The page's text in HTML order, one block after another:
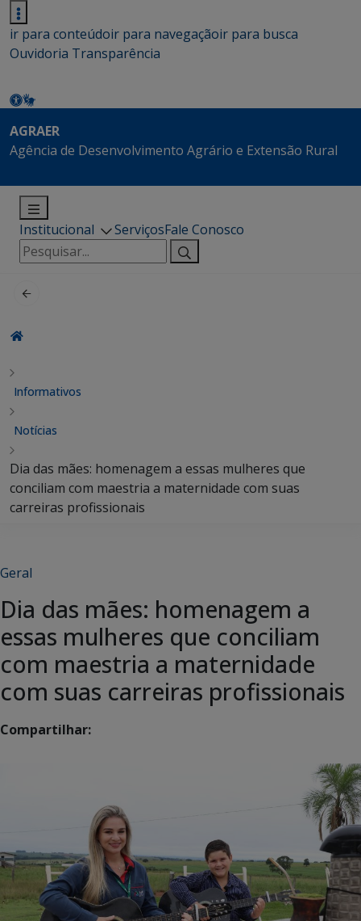
ir para conteúdoir para navegaçãoir para busca
Ouvidoria Transparência
AGRAER
Agência de Desenvolvimento Agrário e Extensão Rural
Institucional ServiçosFale Conosco
Pesquisar
por:
Informativos
Notícias
Dia das mães: homenagem a essas mulheres que
conciliam com maestria a maternidade com suas
carreiras profissionais
Geral
Dia das mães: homenagem a
essas mulheres que conciliam
com maestria a maternidade
com suas carreiras profissionais
Compartilhar: